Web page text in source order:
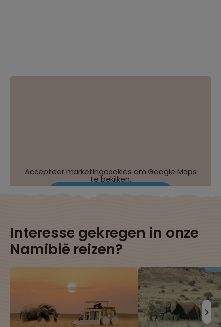
Accepteer marketingcookies om Google Maps
te bekijken.
Interesse gekregen in onze
Namibië reizen?